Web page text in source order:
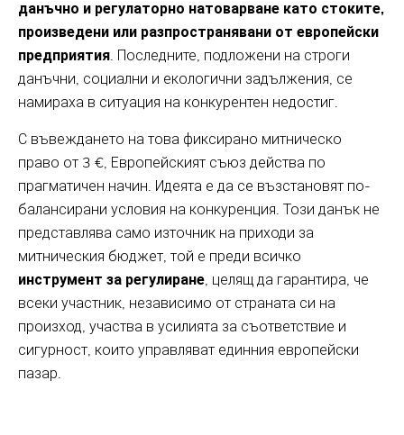
данъчно и регулаторно натоварване като стоките,
произведени или разпространявани от европейски
предприятия. Последните, подложени на строги
данъчни, социални и екологични задължения, се
намираха в ситуация на конкурентен недостиг.
С въвеждането на това фиксирано митническо
право от 3 €, Европейският съюз действа по
прагматичен начин. Идеята е да се възстановят по-
балансирани условия на конкуренция. Този данък не
представлява само източник на приходи за
митническия бюджет, той е преди всичко
инструмент за регулиране , целящ да гарантира, че
всеки участник, независимо от страната си на
произход, участва в усилията за съответствие и
сигурност, които управляват единния европейски
пазар.